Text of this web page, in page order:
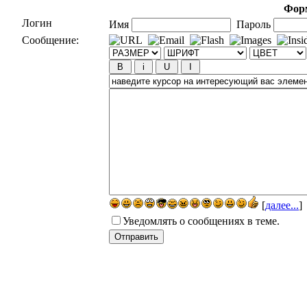
Логин
Имя
Пароль
Сообщение:
[далее...]
Уведомлять о сообщениях в теме.